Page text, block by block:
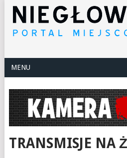
MENU
TRANSMISJE NA